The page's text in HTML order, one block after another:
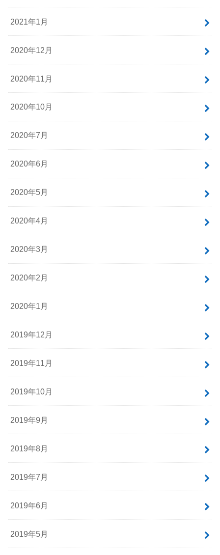
2021年1月
2020年12月
2020年11月
2020年10月
2020年7月
2020年6月
2020年5月
2020年4月
2020年3月
2020年2月
2020年1月
2019年12月
2019年11月
2019年10月
2019年9月
2019年8月
2019年7月
2019年6月
2019年5月